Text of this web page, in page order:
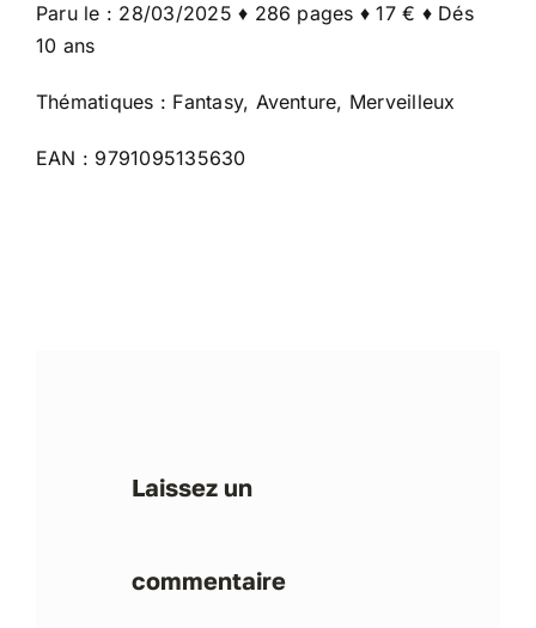
Paru le : 28/03/2025 ♦ 286 pages ♦ 17 € ♦ Dés
10 ans
Thématiques : Fantasy, Aventure, Merveilleux
EAN : 9791095135630
Laissez un
commentaire